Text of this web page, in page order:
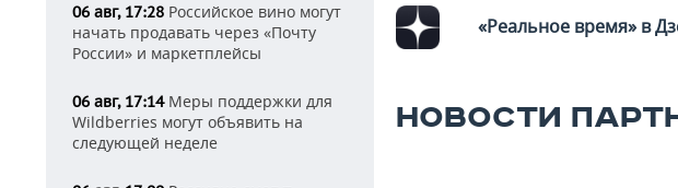
06 авг, 17:28 Российское вино могут
начать продавать через «Почту
России» и маркетплейсы
06 авг, 17:14Меры поддержки для
Wildberries могут объявить на
следующей неделе
«Реальное время» в
НОВОСТИ